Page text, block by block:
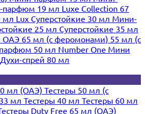
парфюм 19 мл Luxe Collection 67
Lux Суперстойкие 30 мл Мини-
25 мл Суперстойкие 35 мл
ОАЭ 65 мл (с феромонами) 55 мл (с
50 мл Number One Мини
Духи-спрей 80 мл
мл (ОАЭ) Тестеры 50 мл (с
мл Тестеры 40 мл Тестеры 60 мл
Duty Free 65 мл (ОАЭ)